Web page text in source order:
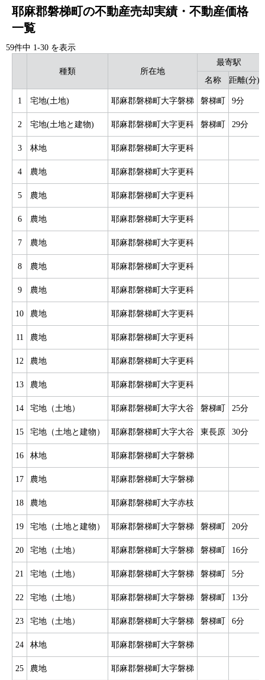
耶麻郡磐梯町の不動産売却実績・不動産価格
一覧
59件中 1-30 を表示
種類 所在地
最寄駅
名称
距離(分)
1 宅地(土地) 耶麻郡磐梯町大字磐梯 磐梯町 9分
2 宅地(土地と建物) 耶麻郡磐梯町大字更科 磐梯町 29分
3 林地 耶麻郡磐梯町大字更科
4 農地 耶麻郡磐梯町大字更科
5 農地 耶麻郡磐梯町大字更科
6 農地 耶麻郡磐梯町大字更科
7 農地 耶麻郡磐梯町大字更科
8 農地 耶麻郡磐梯町大字更科
9 農地 耶麻郡磐梯町大字更科
10 農地 耶麻郡磐梯町大字更科
11 農地 耶麻郡磐梯町大字更科
12 農地 耶麻郡磐梯町大字更科
13 農地 耶麻郡磐梯町大字更科
14 宅地（土地） 耶麻郡磐梯町大字大谷 磐梯町 25分
15 宅地（土地と建物） 耶麻郡磐梯町大字大谷 東長原 30分
16 林地 耶麻郡磐梯町大字磐梯
17 農地 耶麻郡磐梯町大字磐梯
18 農地 耶麻郡磐梯町大字赤枝
19 宅地（土地と建物） 耶麻郡磐梯町大字磐梯 磐梯町 20分
20 宅地（土地） 耶麻郡磐梯町大字磐梯 磐梯町 16分
21 宅地（土地） 耶麻郡磐梯町大字磐梯 磐梯町 5分
22 宅地（土地） 耶麻郡磐梯町大字磐梯 磐梯町 13分
23 宅地（土地） 耶麻郡磐梯町大字磐梯 磐梯町 6分
24 林地 耶麻郡磐梯町大字磐梯
25 農地 耶麻郡磐梯町大字磐梯